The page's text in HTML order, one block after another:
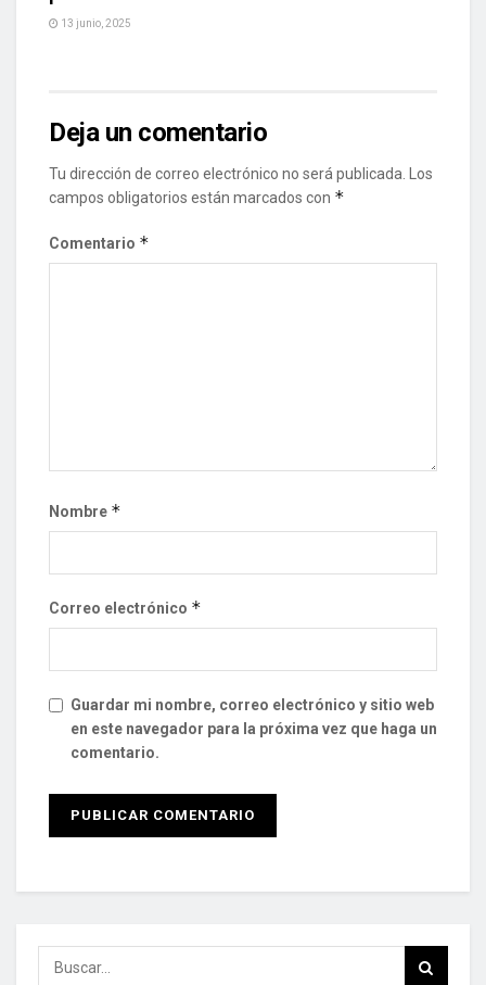
13 junio, 2025
Deja un comentario
Tu dirección de correo electrónico no será publicada.
Los
campos obligatorios están marcados con *
Comentario *
Nombre *
Correo electrónico *
Guardar mi nombre, correo electrónico y sitio web
en este navegador para la próxima vez que haga un
comentario.